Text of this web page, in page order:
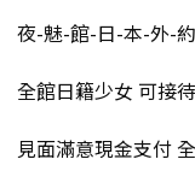
夜-魅-館-日-本-外-
全館日籍少女 可接
見面滿意現金支付